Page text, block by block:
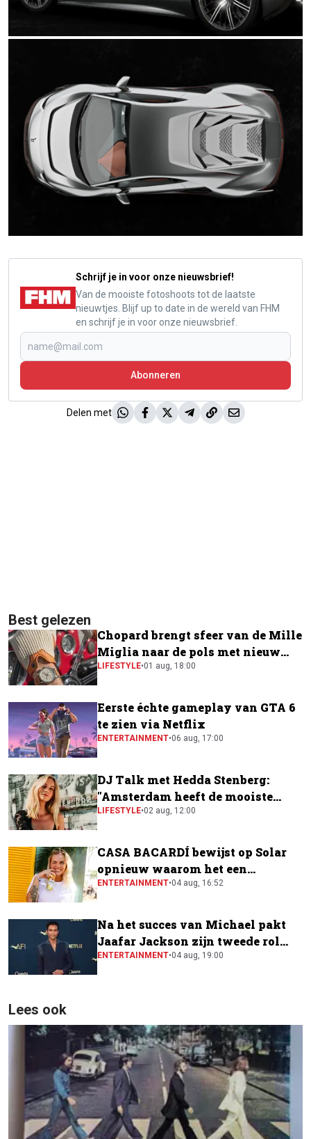
Schrijf je in voor onze nieuwsbrief!
Van de mooiste fotoshoots tot de laatste
nieuwtjes. Blijf up to date in de wereld van FHM
en schrijf je in voor onze nieuwsbrief.
Abonneren
Delen met
Best gelezen
Chopard brengt sfeer van de Mille
Miglia naar de pols met nieuw
horloge
LIFESTYLE•01 aug, 18:00
Eerste échte gameplay van GTA 6
te zien via Netflix
ENTERTAINMENT•06 aug, 17:00
DJ Talk met Hedda Stenberg:
"Amsterdam heeft de mooiste
festivalscene van Europa"
LIFESTYLE•02 aug, 12:00
CASA BACARDÍ bewijst op Solar
opnieuw waarom het een
festivalfavoriet is
ENTERTAINMENT•04 aug, 16:52
Na het succes van Michael pakt
Jaafar Jackson zijn tweede rol
naast Will Smith
ENTERTAINMENT•04 aug, 19:00
Lees ook